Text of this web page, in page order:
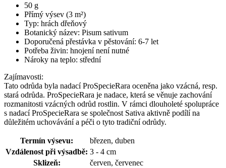
50 g
Přímý výsev (3 m²)
Typ: hrách dřeňový
Botanický název: Pisum sativum
Doporučená přestávka v pěstování: 6-7 let
Potřeba živin: hnojení není nutné
Nároky na teplo: střední
Zajímavosti:
Tato odrůda byla nadací ProSpecieRara oceněna jako vzácná, resp.
stará odrůda. ProSpecieRara je nadace, která se věnuje zachování
rozmanitosti vzácných odrůd rostlin. V rámci dlouholeté spolupráce
s nadací ProSpecieRara se společnost Sativa aktivně podílí na
důležitém uchovávání a péči o tyto tradiční odrůdy.
Termín výsevu:
březen, duben
Vzdálenost při výsadbě: 3 - 4 cm
Sklizeň:
červen, červenec